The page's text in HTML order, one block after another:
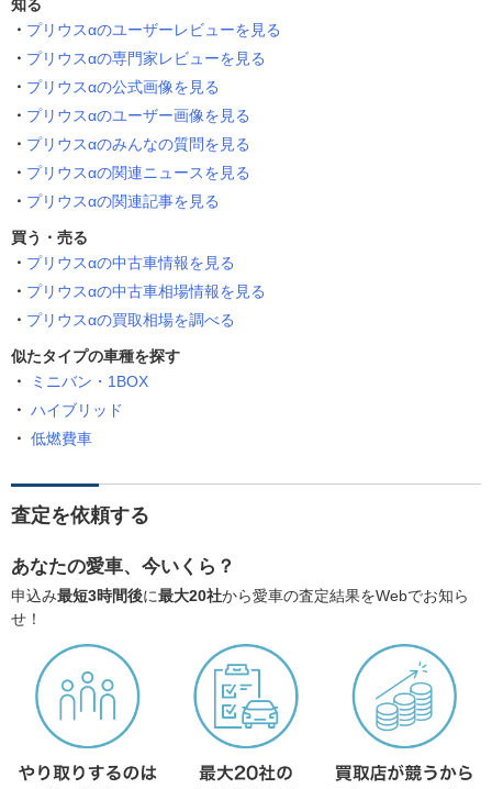
知る
プリウスαのユーザーレビューを見る
プリウスαの専門家レビューを見る
プリウスαの公式画像を見る
プリウスαのユーザー画像を見る
プリウスαのみんなの質問を見る
プリウスαの関連ニュースを見る
プリウスαの関連記事を見る
買う・売る
プリウスαの中古車情報を見る
プリウスαの中古車相場情報を見る
プリウスαの買取相場を調べる
似たタイプの車種を探す
ミニバン・1BOX
ハイブリッド
低燃費車
査定を依頼する
あなたの愛車、今いくら？
申込み最短3時間後に最大20社から愛車の査定結果をWebでお知ら
せ！